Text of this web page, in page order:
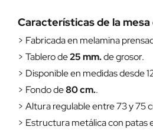
Características de la
> Fabricada en melamina
> Tablero de25 mm.de grosor.
> Disponible en medidas desde
> Fondo de80 cm..
> Altura regulable entre 73 y 75
> Estructura metálica con patas